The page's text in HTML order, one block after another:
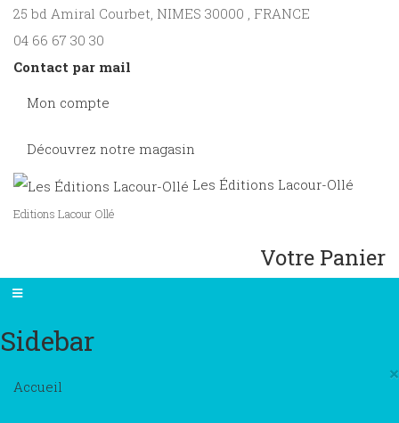
25 bd Amiral Courbet, NIMES 30000 , FRANCE
04 66 67 30 30
Contact par mail
Mon compte
Découvrez notre magasin
Les Éditions Lacour-Ollé
Editions Lacour Ollé
Votre Panier
Sidebar
×
Accueil